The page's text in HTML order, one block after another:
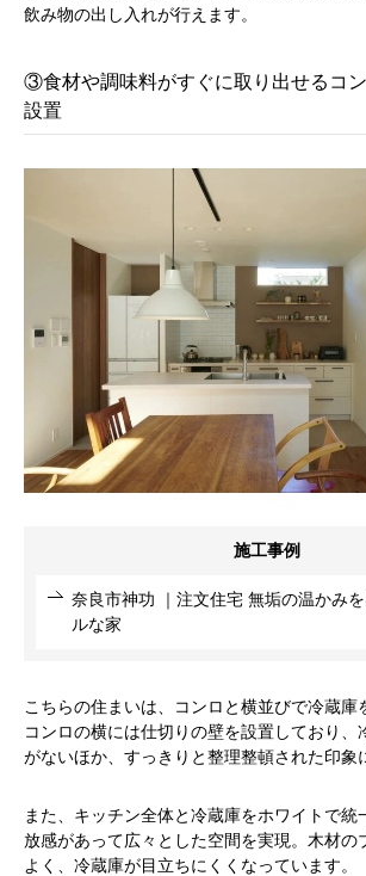
飲み物の出し入れが行えます。
③食材や調味料がすぐに取り出せるコ
設置
施工事例
奈良市神功 ｜注文住宅 無垢の温かみ
ルな家
こちらの住まいは、コンロと横並びで冷蔵庫
コンロの横には仕切りの壁を設置しており、
がないほか、すっきりと整理整頓された印象
また、キッチン全体と冷蔵庫をホワイトで統
放感があって広々とした空間を実現。木材の
よく、冷蔵庫が目立ちにくくなっています。